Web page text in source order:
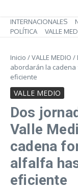
INTERNACIONALES
POLÍTICA
VALLE
Inicio /VALLE MEDIO /
abordarán la
eficiente
VALLE MEDIO
Dos
Valle
cadena
alfalfa
eficiente